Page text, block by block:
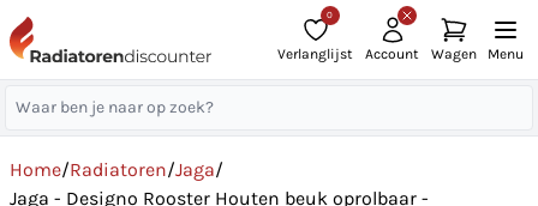
0
Verlanglijst Account Wagen Menu
Home/Radiatoren/Jaga/
Jaga - Designo Rooster Houten beuk oprolbaar -